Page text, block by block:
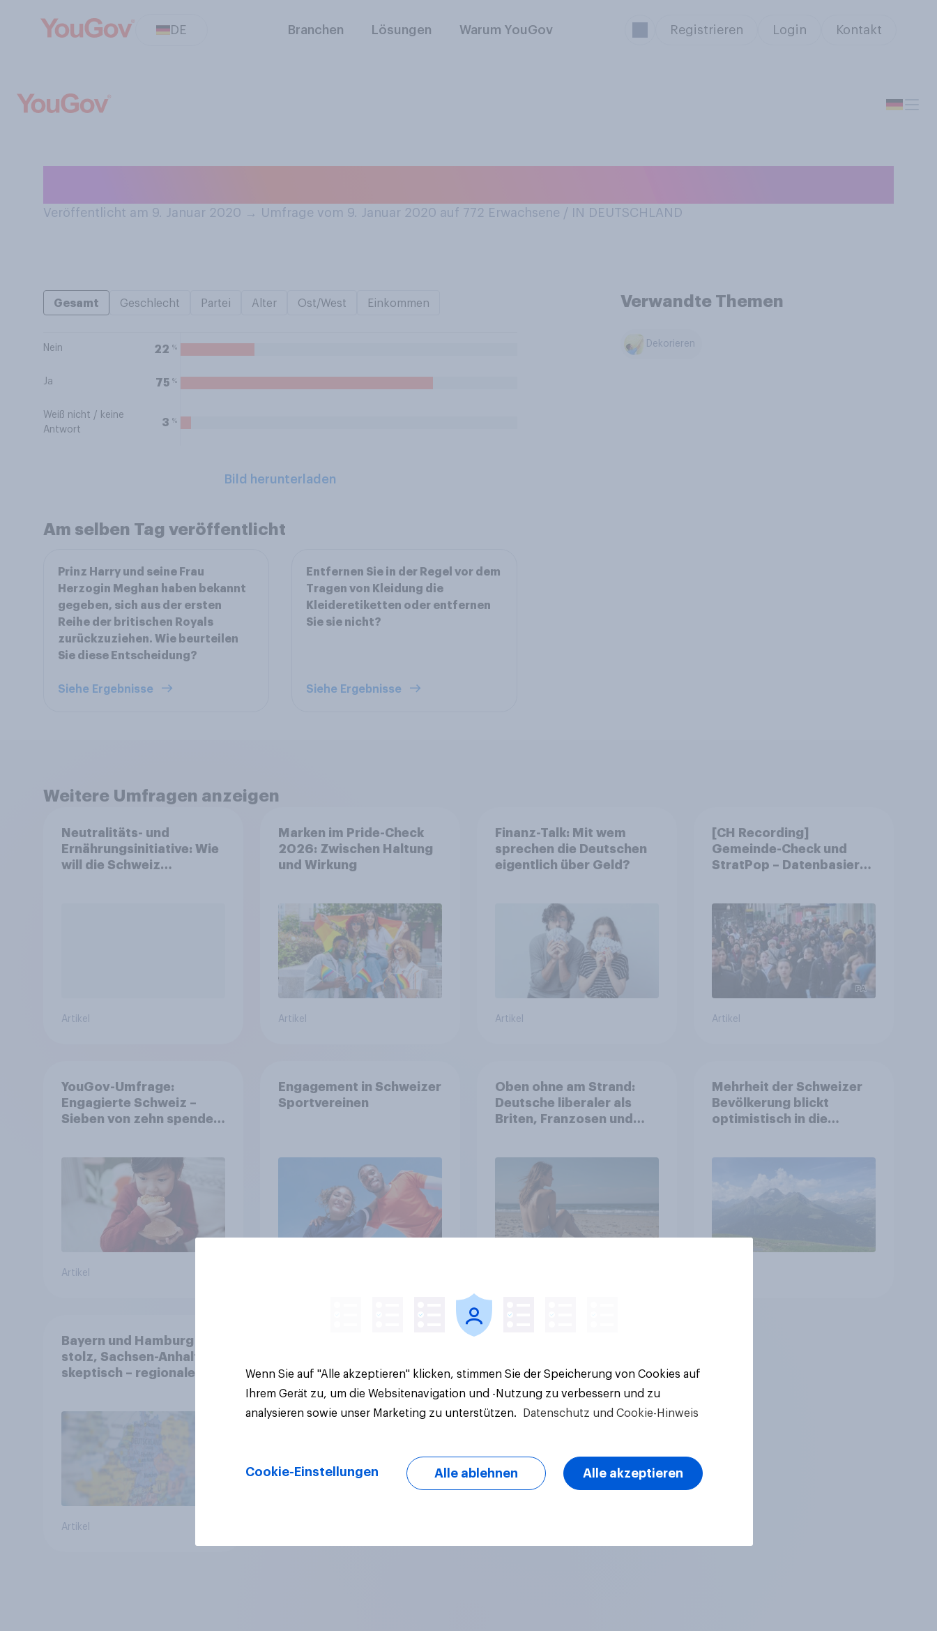
DE Branchen Lösungen Warum YouGov Registrieren Login Kontakt
Veröffentlicht am 9. Januar 2020 → Umfrage vom 9. Januar 2020 auf 772 Erwachsene / IN DEUTSCHLAND
Gesamt Geschlecht Partei Alter Ost/West Einkommen
Nein 22 %
Ja 75 %
Weiß nicht / keine
Antwort
3 %
Bild herunterladen
Verwandte Themen
Dekorieren
Am selben Tag veröffentlicht
Prinz Harry und seine Frau
Herzogin Meghan haben bekannt
gegeben, sich aus der ersten
Reihe der britischen Royals
zurückzuziehen. Wie beurteilen
Sie diese Entscheidung?
Siehe Ergebnisse
Entfernen Sie in der Regel vor dem
Tragen von Kleidung die
Kleideretiketten oder entfernen
Sie sie nicht?
Siehe Ergebnisse
Weitere Umfragen anzeigen
Neutralitäts- und
Ernährungsinitiative: Wie
will die Schweiz
Artikel
Marken im Pride-Check
2026: Zwischen Haltung
und Wirkung
Artikel
Finanz-Talk: Mit wem
sprechen die Deutschen
eigentlich über Geld?
Artikel
[CH Recording]
Gemeinde-Check und
StratPop – Datenbasierte
Artikel
YouGov-Umfrage:
Engagierte Schweiz –
Sieben von zehn spenden,
Artikel
Engagement in Schweizer
Sportvereinen
Oben ohne am Strand:
Deutsche liberaler als
Briten, Franzosen und
Mehrheit der Schweizer
Bevölkerung blickt
optimistisch in die
Gesundheitswesen und
Altersvorsorge
Bayern und Hamburg
stolz, Sachsen-Anhalt
skeptisch – regionale
Europa im Osten am
Artikel
Wenn Sie auf "Alle akzeptieren" klicken, stimmen Sie der Speicherung von Cookies auf
Ihrem Gerät zu, um die Websitenavigation und -Nutzung zu verbessern und zu
analysieren sowie unser Marketing zu unterstützen.
Datenschutz und Cookie-Hinweis
Cookie-Einstellungen Alle ablehnen Alle akzeptieren